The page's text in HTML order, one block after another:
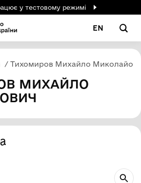
у тестовому режимі
EN
Тихомиров Михайло
МИХАЙЛО